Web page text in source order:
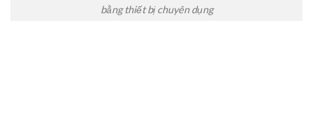
bằng thiết bị chuyên dụng